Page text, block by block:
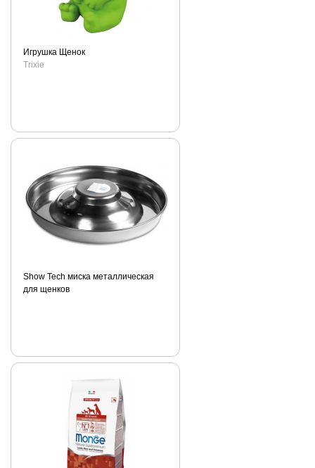
массирующими
движениями,
мин., смыть
теплой водой.
«Тальк»
являются
деликатными
по составу, и
поэтому могут
использоваться
моющие
средства.
Игрушка Щенок
Trixie
Show Tech миска металлическая
для щенков